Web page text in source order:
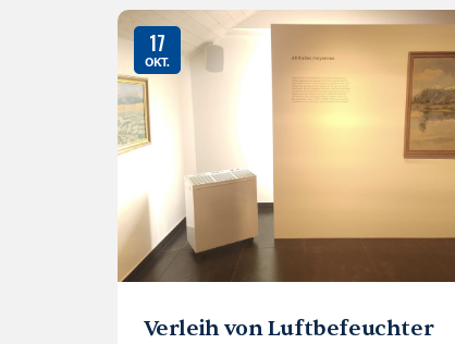
17
OKT.
Verleih von Luftbefeuchter